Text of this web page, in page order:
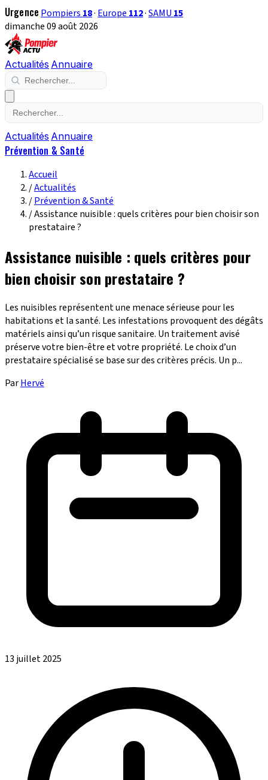
Urgence Pompiers 18· Europe 112·SAMU 15
dimanche 09 août 2026
Actualités Annuaire
Actualités Annuaire
Prévention & Santé
Accueil
/Actualités
/Prévention & Santé
/Assistance nuisible : quels critères pour bien choisir son
prestataire ?
Assistance nuisible : quels critères pour
bien choisir son prestataire ?
Les nuisibles représentent une menace sérieuse pour les
habitations et la santé. Les infestations provoquent des dégâts
matériels ainsi qu’un risque sanitaire. Un traitement avisé
préserve votre bien-être et votre propriété. Le choix d’un
prestataire spécialisé se base sur des critères précis. Un p...
ParHervé
13 juillet 2025